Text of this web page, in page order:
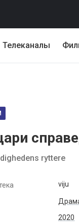
Телеканалы
ryttere
viju
2020